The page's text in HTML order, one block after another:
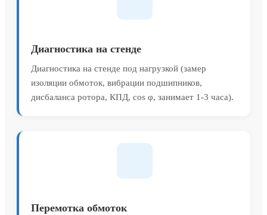
Диагностика на стенде
Диагностика на стенде под нагрузкой (замер
изоляции обмоток, вибрации подшипников,
дисбаланса ротора, КПД, cos φ, занимает 1-3 часа).
Перемотка обмоток